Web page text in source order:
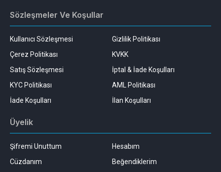
Sözleşmeler Ve Koşullar
Kullanıcı Sözleşmesi
Gizlilik Politikası
Çerez Politikası
KVKK
Satış Sözleşmesi
İptal & İade Koşulları
KYC Politikası
AML Politikası
İade Koşulları
İlan Koşulları
Üyelik
Şifremi Unuttum
Hesabım
Cüzdanım
Beğendiklerim